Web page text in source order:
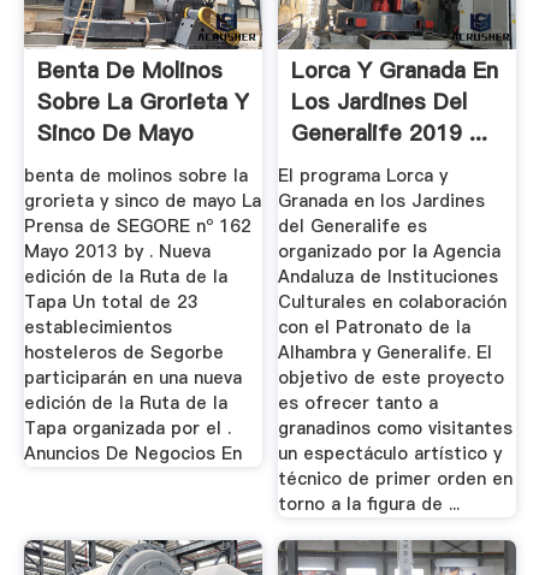
Benta De Molinos
Sobre La Grorieta Y
Sinco De Mayo
benta de molinos sobre la
grorieta y sinco de mayo La
Prensa de SEGORE nº 162
Mayo 2013 by . Nueva
edición de la Ruta de la
Tapa Un total de 23
establecimientos
hosteleros de Segorbe
participarán en una nueva
edición de la Ruta de la
Tapa organizada por el .
Anuncios De Negocios En
Lorca Y Granada En
Los Jardines Del
Generalife 2019 ...
El programa Lorca y
Granada en los Jardines
del Generalife es
organizado por la Agencia
Andaluza de Instituciones
Culturales en colaboración
con el Patronato de la
Alhambra y Generalife. El
objetivo de este proyecto
es ofrecer tanto a
granadinos como visitantes
un espectáculo artístico y
técnico de primer orden en
torno a la figura de ...